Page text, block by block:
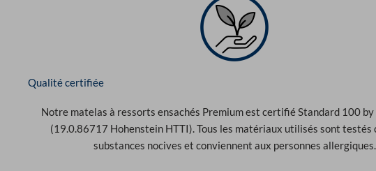
Qualité certifiée
Notre matelas à ressorts ensachés Premium est certifié Standard 100
(19.0.86717 Hohenstein HTTI). Tous les matériaux utilisés sont testés
substances nocives et conviennent aux personnes allergiques.